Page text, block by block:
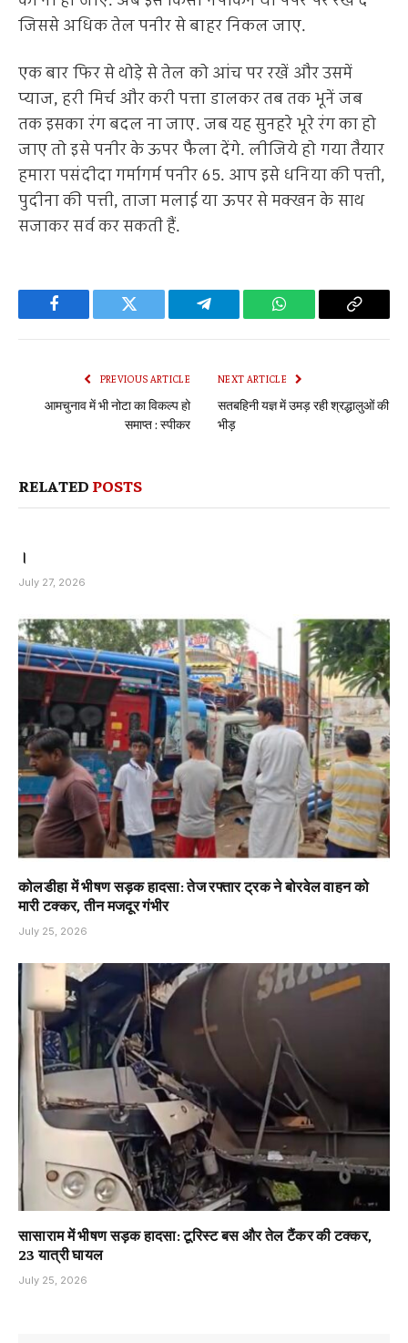
जिससे अधिक तेल पनीर से बाहर निकल जाए.
एक बार फिर से थोड़े से तेल को आंच पर रखें और उसमें
प्याज, हरी मिर्च और करी पत्ता डालकर तब तक भूनें जब
तक इसका रंग बदल ना जाए. जब यह सुनहरे भूरे रंग का हो
जाए तो इसे पनीर के ऊपर फैला देंगे. लीजिये हो गया तैयार
हमारा पसंदीदा गर्मागर्म पनीर 65. आप इसे धनिया की पत्ती,
पुदीना की पत्ती, ताजा मलाई या ऊपर से मक्खन के साथ
सजाकर सर्व कर सकती हैं.
Facebook Twitter Telegram WhatsApp Copy
PREVIOUS ARTICLE
आमचुनाव में भी नोटा का विकल्प हो
समाप्त : स्पीकर
NEXT ARTICLE
सतबहिनी यज्ञ में उमड़ रही श्रद्धालुओं की
भीड़
RELATED POSTS
।
July 27, 2026
कोलडीहा में भीषण सड़क हादसा: तेज रफ्तार ट्रक ने बोरवेल वाहन को
मारी टक्कर, तीन मजदूर गंभीर
July 25, 2026
सासाराम में भीषण सड़क हादसा: टूरिस्ट बस और तेल टैंकर की टक्कर,
23 यात्री घायल
July 25, 2026